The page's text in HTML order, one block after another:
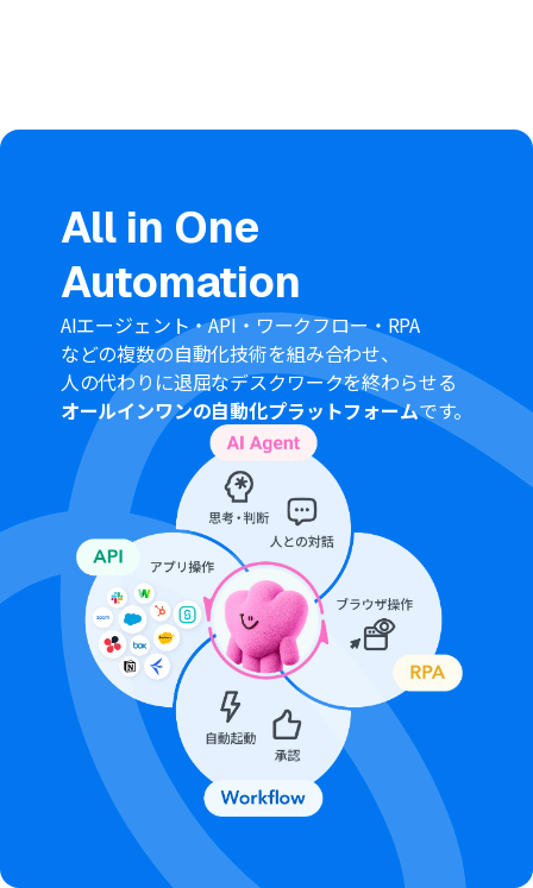
トリガーは5分、10分、15分、30分、60分の間隔で起動
間隔を選択できます。プランによって最短の起動間隔が異
なりますので、ご注意ください。
Googleフォームをトリガーとして使用した際の回答内容
を取得する方法は「Googleフォームトリガーで、回答内
容を取得する方法」を参照ください。
All in One
Automation
AIエージェント・API・ワークフロー・RPA
などの複数の自動化技術を組み合わせ、
人の代わりに退屈なデスクワークを終わらせる
オールインワンの自動化プラットフォームです。